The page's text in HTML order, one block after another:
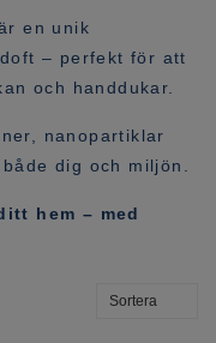
en unik
– perfekt för att
och handdukar.
nanopartiklar
dig och miljön.
hem – med